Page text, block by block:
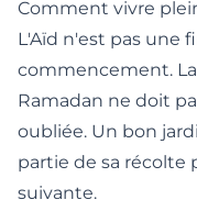
Comment vivre
L'Aïd n'est pas une
commencement.
Ramadan ne doit
oubliée. Un bon
partie de sa récolte
suivante.